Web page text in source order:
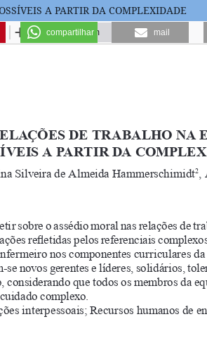
A PARTIR DA COMPLEXIDADE
compartilhar mail